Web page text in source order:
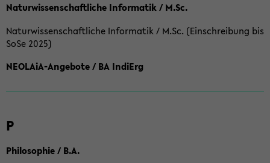
Naturwissenschaftliche Informatik / M.Sc.
Naturwissenschaftliche Informatik / M.Sc. (Einschreibung bis
SoSe 2025)
NEOLAiA-Angebote / BA IndiErg
P
Philosophie / B.A.